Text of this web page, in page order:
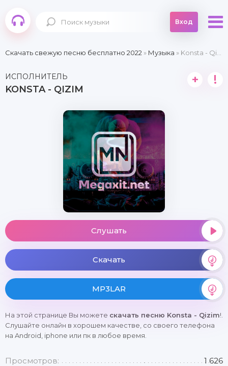
Вход
Скачать свежую песню бесплатно 2022 » Музыка » Konsta - Qizim
ИСПОЛНИТЕЛЬ
KONSTA - QIZIM
+ !
Слушать
Скачать
MP3LAR
На этой странице Вы можете скачать песню Konsta - Qizim!.
Слушайте онлайн в хорошем качестве, со своего телефона
на Android, iphone или пк в любое время.
Просмотров: 1 626